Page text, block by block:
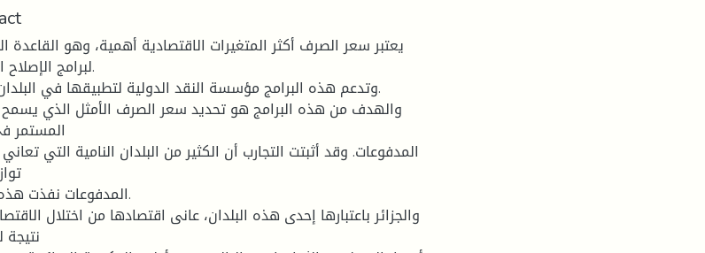
یعتبر سعر الصرف أكثر المتغیرات الاقتصادیة أھمیة، وھو القاعدة
لبرامج
وتدعم ھذه البرامج مؤسسة النقد الدولیة لتطبیقھا في البلدان
والھدف من ھذه البرامج ھو تحدید سعر الصرف الأمثل الذي یسمح
المستمر
المدفوعات. وقد أثبتت التجارب أن الكثیر من البلدان النامیة التي
المدفوعات نفذت ھذه
والجزائر باعتبارھا إحدى ھذه البلدان، عانى اقتصادھا من اختلال